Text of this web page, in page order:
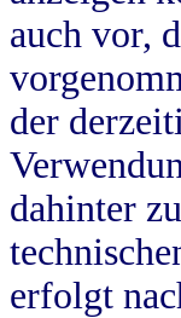
auch vor,
der
dahinter
erfolgt